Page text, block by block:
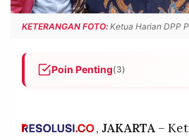
IKUTI
KAMI
KETERANGAN FOTO: Ketua Harian DPP
Poin Penting(3)
persen menjadi 7 persen
, JAKARTA–